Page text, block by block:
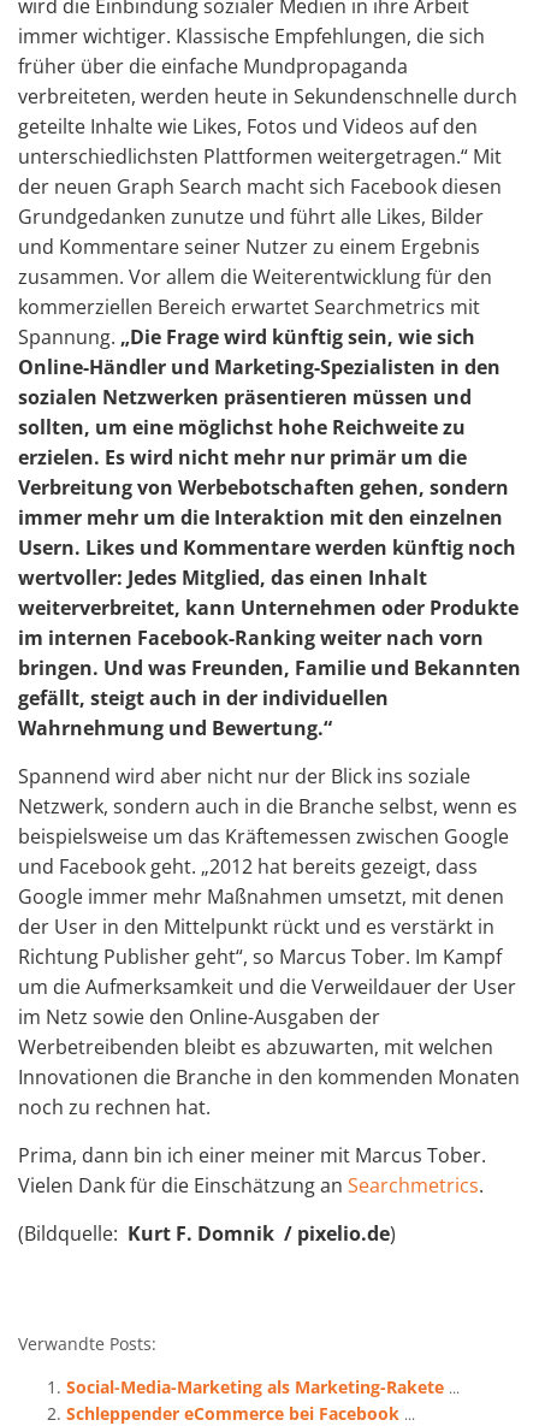
wird die Einbindung sozialer Medien in ihre Arbeit
immer wichtiger. Klassische Empfehlungen, die sich
früher über die einfache Mundpropaganda
verbreiteten, werden heute in Sekundenschnelle durch
geteilte Inhalte wie Likes, Fotos und Videos auf den
unterschiedlichsten Plattformen weitergetragen.“ Mit
der neuen Graph Search macht sich Facebook diesen
Grundgedanken zunutze und führt alle Likes, Bilder
und Kommentare seiner Nutzer zu einem Ergebnis
zusammen. Vor allem die Weiterentwicklung für den
kommerziellen Bereich erwartet Searchmetrics mit
Spannung. „Die Frage wird künftig sein, wie sich
Online-Händler und Marketing-Spezialisten in den
sozialen Netzwerken präsentieren müssen und
sollten, um eine möglichst hohe Reichweite zu
erzielen. Es wird nicht mehr nur primär um die
Verbreitung von Werbebotschaften gehen, sondern
immer mehr um die Interaktion mit den einzelnen
Usern. Likes und Kommentare werden künftig noch
wertvoller: Jedes Mitglied, das einen Inhalt
weiterverbreitet, kann Unternehmen oder Produkte
im internen Facebook-Ranking weiter nach vorn
bringen. Und was Freunden, Familie und Bekannten
gefällt, steigt auch in der individuellen
Wahrnehmung und Bewertung.“
Spannend wird aber nicht nur der Blick ins soziale
Netzwerk, sondern auch in die Branche selbst, wenn es
beispielsweise um das Kräftemessen zwischen Google
und Facebook geht. „2012 hat bereits gezeigt, dass
Google immer mehr Maßnahmen umsetzt, mit denen
der User in den Mittelpunkt rückt und es verstärkt in
Richtung Publisher geht“, so Marcus Tober. Im Kampf
um die Aufmerksamkeit und die Verweildauer der User
im Netz sowie den Online-Ausgaben der
Werbetreibenden bleibt es abzuwarten, mit welchen
Innovationen die Branche in den kommenden Monaten
noch zu rechnen hat.
Prima, dann bin ich einer meiner mit Marcus Tober.
Vielen Dank für die Einschätzung an Searchmetrics.
(Bildquelle: Kurt F. Domnik / pixelio.de)
Verwandte Posts:
Social-Media-Marketing als Marketing-Rakete ...
Schleppender eCommerce bei Facebook ...